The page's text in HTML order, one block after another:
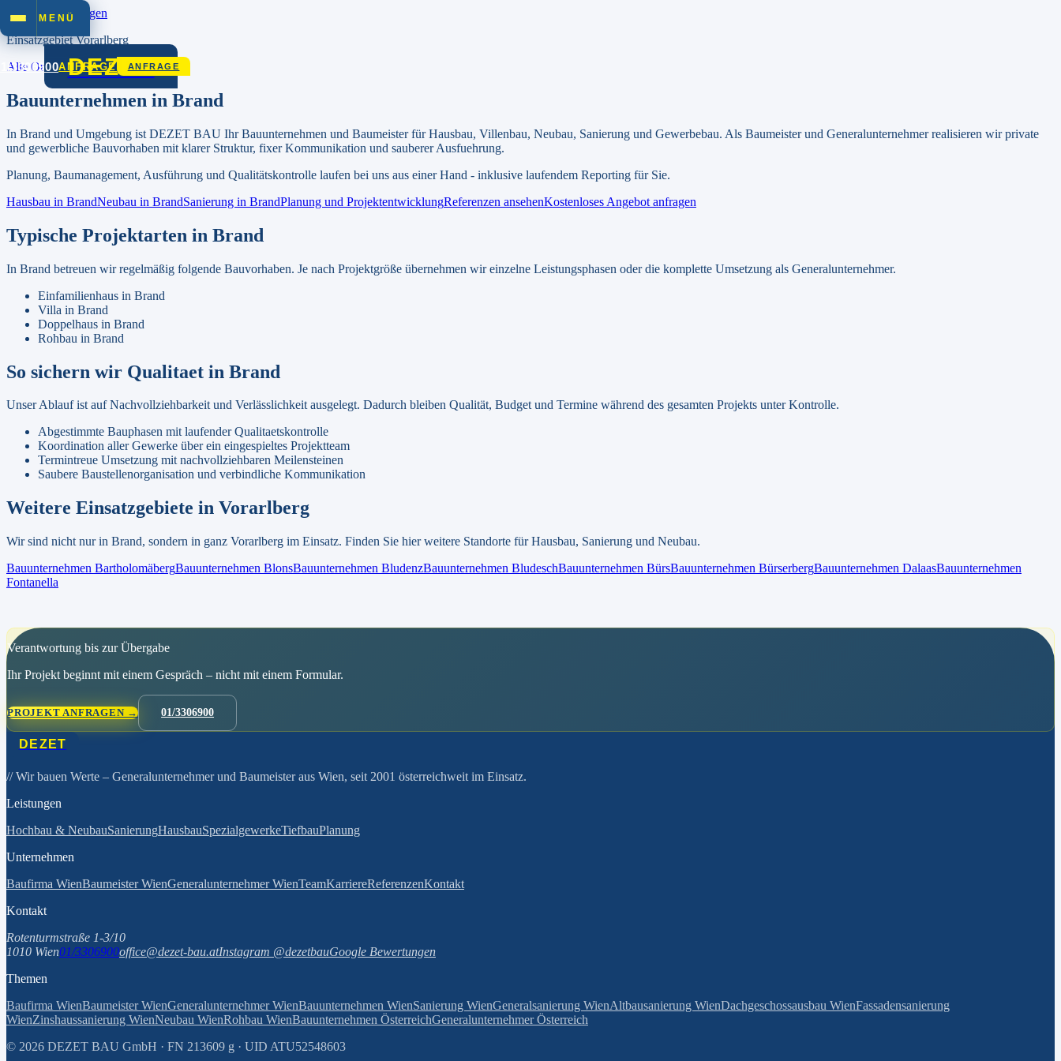
Zum Inhalt springen
MENÜ
DEZET
3306900ANFRAGE ANFRAGE
EinsatzgebietVorarlberg
Alle Orte inVorarlberg
Bauunternehmen in Brand
In Brand und Umgebung ist DEZET BAU Ihr Bauunternehmen und Baumeister für Hausbau, Villenbau, Neubau, Sanierung und Gewerbebau. Als Baumeister und Generalunternehmer realisieren wir private
und gewerbliche Bauvorhaben mit klarer Struktur, fixer Kommunikation und sauberer Ausfuehrung.
Planung, Baumanagement, Ausführung und Qualitätskontrolle laufen bei uns aus einer Hand - inklusive laufendem Reporting für Sie.
Hausbau in BrandNeubau in BrandSanierung in BrandPlanung und ProjektentwicklungReferenzen ansehenKostenloses Angebot anfragen
Typische Projektarten in Brand
In Brand betreuen wir regelmäßig folgende Bauvorhaben. Je nach Projektgröße übernehmen wir einzelne Leistungsphasen oder die komplette Umsetzung als Generalunternehmer.
Einfamilienhaus in Brand
Villa in Brand
Doppelhaus in Brand
Rohbau in Brand
So sichern wir Qualitaet in Brand
Unser Ablauf ist auf Nachvollziehbarkeit und Verlässlichkeit ausgelegt. Dadurch bleiben Qualität, Budget und Termine während des gesamten Projekts unter Kontrolle.
Abgestimmte Bauphasen mit laufender Qualitaetskontrolle
Koordination aller Gewerke über ein eingespieltes Projektteam
Termintreue Umsetzung mit nachvollziehbaren Meilensteinen
Saubere Baustellenorganisation und verbindliche Kommunikation
Weitere Einsatzgebiete in Vorarlberg
Wir sind nicht nur in Brand, sondern in ganz Vorarlberg im Einsatz. Finden Sie hier weitere Standorte für Hausbau, Sanierung und Neubau.
Bauunternehmen BartholomäbergBauunternehmen BlonsBauunternehmen BludenzBauunternehmen BludeschBauunternehmen BürsBauunternehmen BürserbergBauunternehmen DalaasBauunternehmen
Fontanella
Verantwortung bis zur Übergabe
Ihr Projekt beginnt mit einem Gespräch – nicht mit einem Formular.
PROJEKT ANFRAGEN → 01/3306900
DEZET
// Wir bauen Werte – Generalunternehmer und Baumeister aus Wien, seit 2001 österreichweit im Einsatz.
Leistungen
Hochbau & NeubauSanierungHausbauSpezialgewerkeTiefbauPlanung
Unternehmen
Baufirma WienBaumeister WienGeneralunternehmer WienTeamKarriereReferenzenKontakt
Kontakt
Rotenturmstraße 1-3/10
1010 Wien01/3306900office@dezet-bau.atInstagram @dezetbauGoogle Bewertungen
Themen
Baufirma WienBaumeister WienGeneralunternehmer WienBauunternehmen WienSanierung WienGeneralsanierung WienAltbausanierung WienDachgeschossausbau WienFassadensanierung
WienZinshaussanierung WienNeubau WienRohbau WienBauunternehmen ÖsterreichGeneralunternehmer Österreich
© 2026 DEZET BAU GmbH · FN 213609 g · UID ATU52548603